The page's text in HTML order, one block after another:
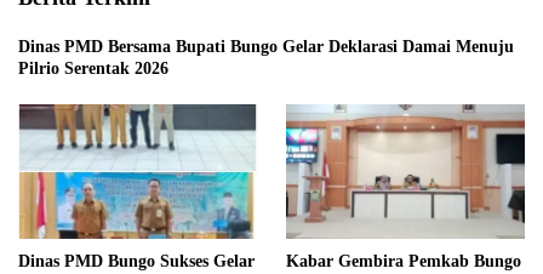
Dinas PMD Bersama Bupati Bungo Gelar Deklarasi Damai Menuju
Pilrio Serentak 2026
Dinas PMD Bungo Sukses Gelar
Kabar Gembira Pemkab Bungo